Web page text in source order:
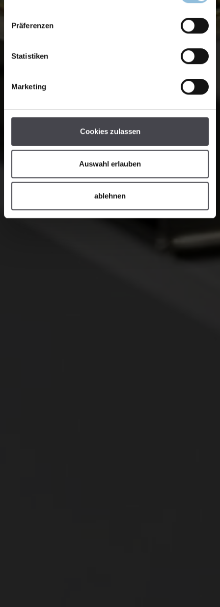
Präferenzen
Statistiken
Marketing
Cookies zulassen
Auswahl erlauben
ablehnen